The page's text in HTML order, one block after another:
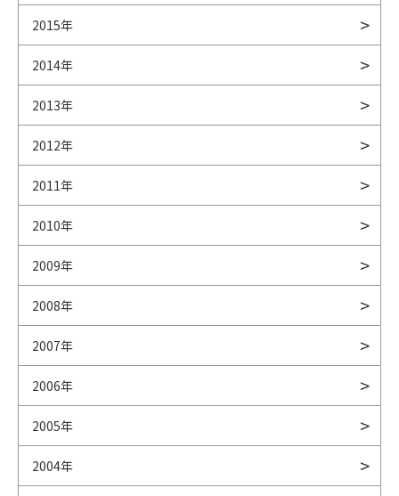
2015年
2014年
2013年
2012年
2011年
2010年
2009年
2008年
2007年
2006年
2005年
2004年